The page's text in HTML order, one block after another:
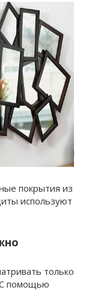
покрытия из
используют
только
помощью